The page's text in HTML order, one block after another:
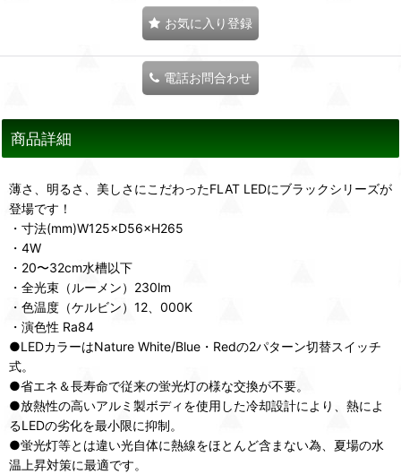
お気に入り登録
電話お問合わせ
商品詳細
薄さ、明るさ、美しさにこだわったFLAT LEDにブラックシリーズが
登場です！
・寸法(mm)W125×D56×H265
・4W
・20〜32cm水槽以下
・全光束（ルーメン）230lm
・色温度（ケルビン）12、000K
・演色性 Ra84
●LEDカラーはNature White/Blue・Redの2パターン切替スイッチ
式。
●省エネ＆長寿命で従来の蛍光灯の様な交換が不要。
●放熱性の高いアルミ製ボディを使用した冷却設計により、熱によ
るLEDの劣化を最小限に抑制。
●蛍光灯等とは違い光自体に熱線をほとんど含まない為、夏場の水
温上昇対策に最適です。